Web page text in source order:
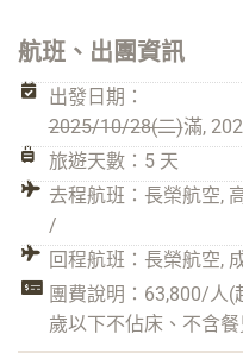
航班、出團資訊
出發日期：
2025/10/28(二)滿,
旅遊天數：5 天
去程航班：長榮航空,
/
回程航班：長榮航空,
團費說明：63,800/人(
歲以下不佔床、不含